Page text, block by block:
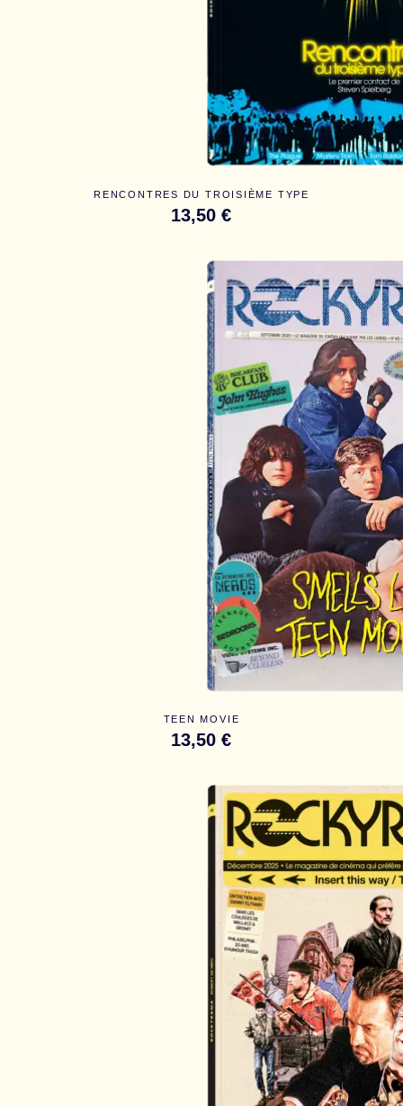
RENCONTRES DU TROISIÈME TYPE
13,50 €
TEEN MOVIE
13,50 €